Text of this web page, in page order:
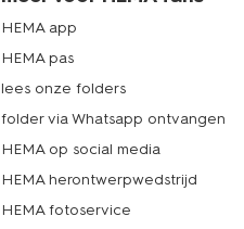
HEMA app
HEMA pas
lees onze folders
folder via Whatsapp ontvangen
HEMA op social media
HEMA herontwerpwedstrijd
HEMA fotoservice